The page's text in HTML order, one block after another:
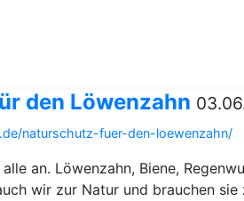
den Löwenzahn
naturschutz-fuer-den-loewenzahn/
an. Löwenzahn, Biene,
wir zur Natur und brauchen